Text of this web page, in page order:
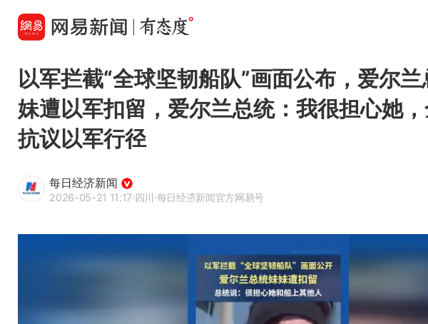
以军拦截“全球坚韧船队”画面公布，爱尔
妹遭以军扣留，爱尔兰总统：我很担心她
抗议以军行径
每日经济新闻
2026-05-21 11:17·四川·每日经济新闻官方网易号